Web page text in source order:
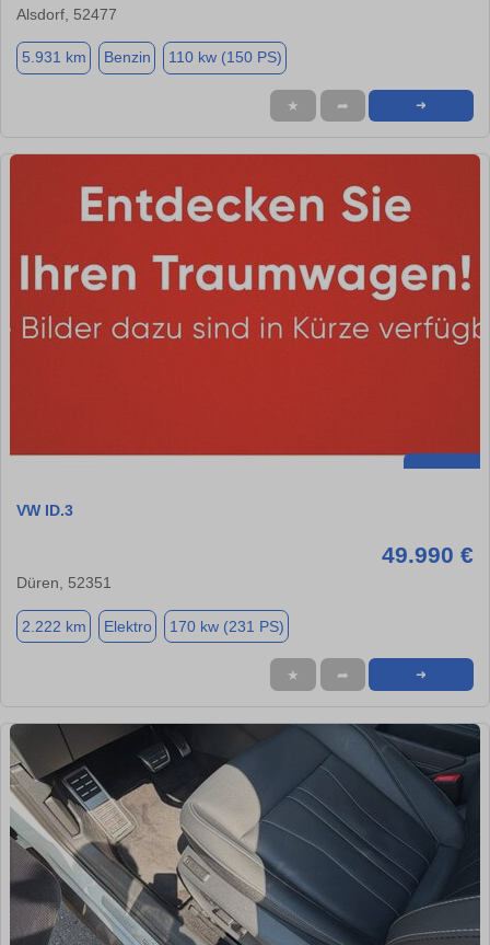
Alsdorf, 52477
5.931 km Benzin 110 kw (150 PS)
★ ➦ ➜
VW ID.3
49.990 €
Düren, 52351
2.222 km Elektro 170 kw (231 PS)
★ ➦ ➜